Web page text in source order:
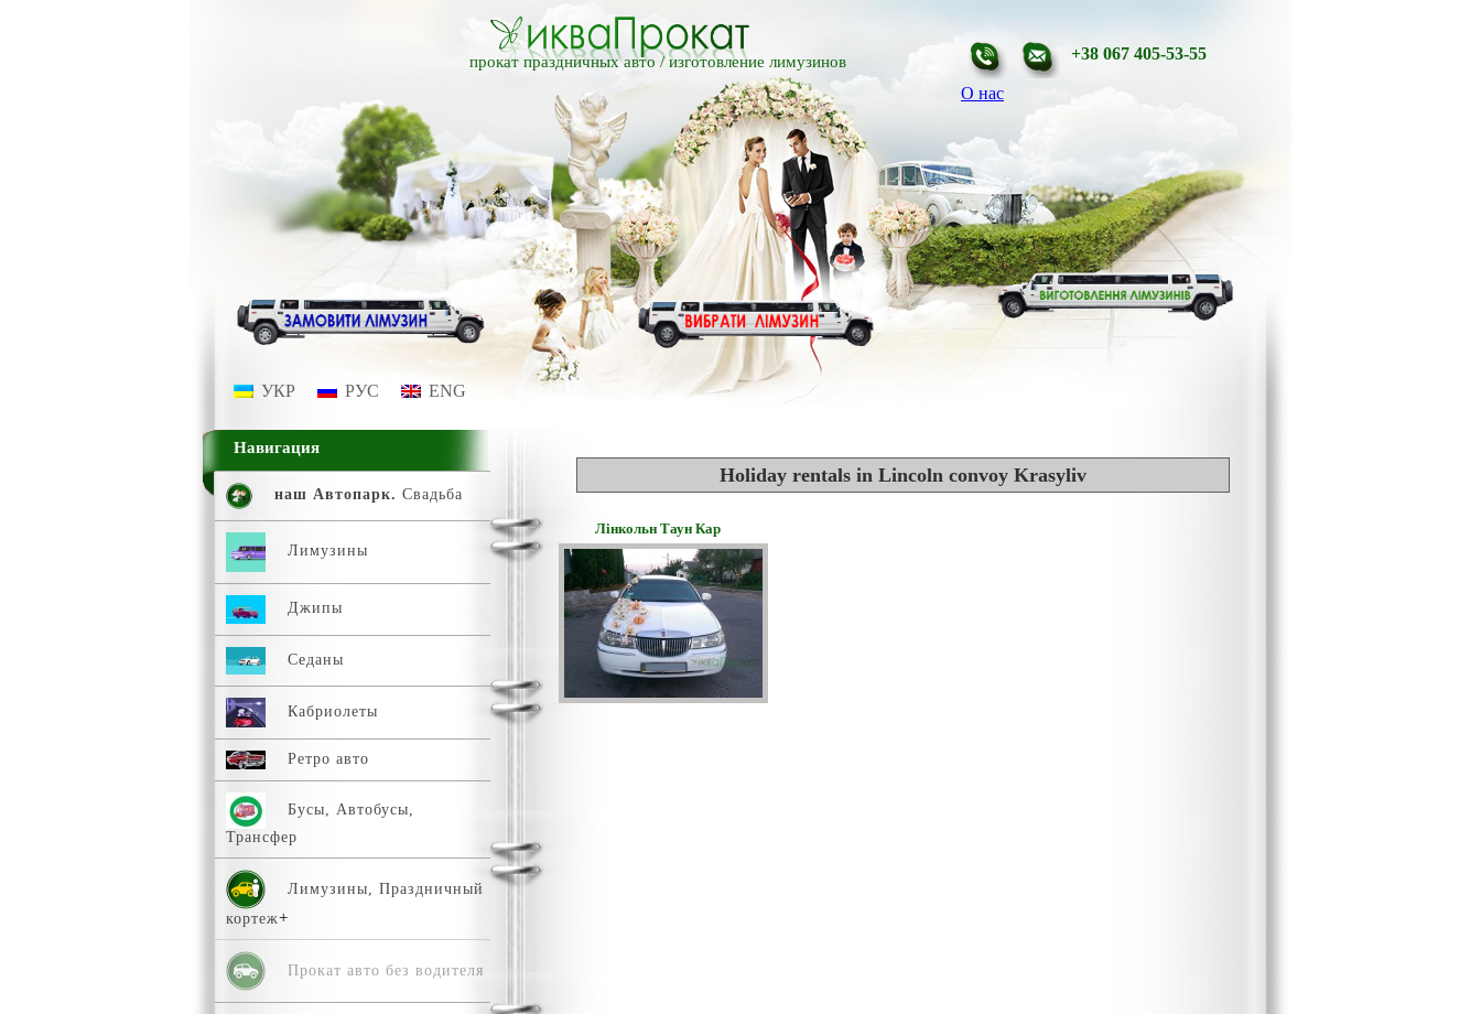
прокат праздничных авто /изготовление лимузинов
О нас
+38 067 405-53-55
УКР РУС ENG
Навигация
наш Автопарк. Свадьба
Лимузины
Джипы
Седаны
Кабриолеты
Ретро авто
Бусы, Автобусы,
Трансфер
Лимузины, Праздничный
кортеж
Прокат авто без водителя
Holiday rentals in Lincoln convoy Krasyliv
Лінкольн Таун Кар